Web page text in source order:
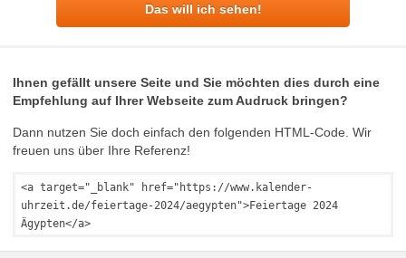
Das will ich sehen!
Ihnen gefällt unsere Seite und Sie möchten dies durch eine
Empfehlung auf Ihrer Webseite zum Audruck bringen?
Dann nutzen Sie doch einfach den folgenden HTML-Code. Wir
freuen uns über Ihre Referenz!
<a target="_blank" href="https://www.kalender-
uhrzeit.de/feiertage-2024/aegypten">Feiertage 2024
Ägypten</a>